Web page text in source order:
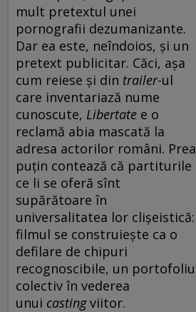
mult pretextul unei
pornografii dezumanizante.
Dar ea este, neîndoios, și un
pretext publicitar. Căci, așa
cum reiese și din trailer-ul
care inventariază nume
cunoscute, Libertate e o
reclamă abia mascată la
adresa actorilor români. Prea
puțin contează că partiturile
ce li se oferă sînt
supărătoare în
universalitatea lor clișeistică:
filmul se construiește ca o
defilare de chipuri
recognoscibile, un portofoliu
colectiv în vederea
unui castingviitor.